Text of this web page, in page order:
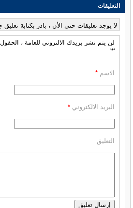
التعليقات
لا يوجد تعليقات حتى الأن ، بادر بكتابة تعليق
لن يتم نشر بريدك الالتروني للعامة ،
'*'
الاسم *
البريد الالكتروني *
التعليق